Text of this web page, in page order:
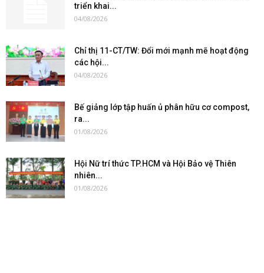
triển khai...
04/08/2026
Chỉ thị 11-CT/TW: Đổi mới mạnh mẽ hoạt động
các hội...
04/08/2026
Bế giảng lớp tập huấn ủ phân hữu cơ compost,
ra...
01/08/2026
Hội Nữ trí thức TP.HCM và Hội Bảo vệ Thiên
nhiên...
01/08/2026